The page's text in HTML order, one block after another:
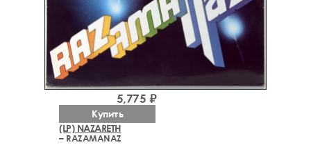
(LP) NAZARETH
– RAZAMANAZ
5,775 ₽
Купить